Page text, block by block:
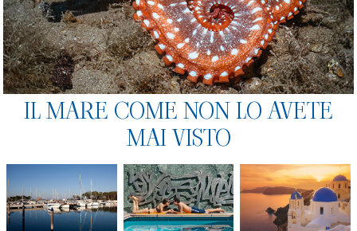
IL MARE COME NON LO AVETE
MAI VISTO